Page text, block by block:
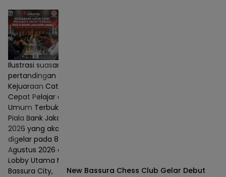
Ilustrasi suasana
pertandingan
Kejuaraan Catur
Cepat Pelajar dan
Umum Terbuka
Piala Bank Jakarta
2026 yang akan
digelar pada 8–9
Agustus 2026 di
Lobby Utama Mall
Bassura City,
New Bassura Chess Club Gelar Debut